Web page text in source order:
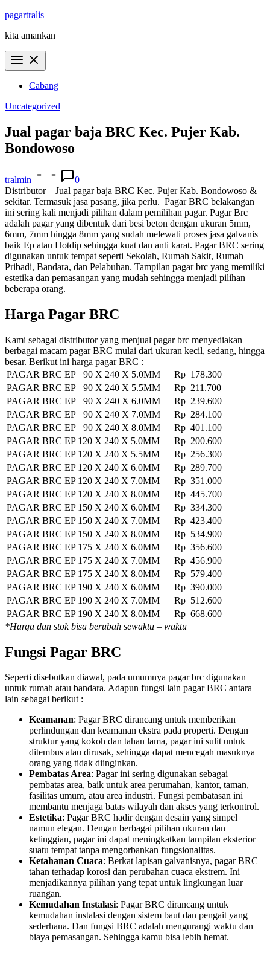
Skip
content
pagartralis
kita amankan
Cabang
Uncategorized
Jual pagar baja BRC Kec. Pujer Kab.
Bondowoso
tralmin
0
Distributor – Jual pagar baja BRC Kec. Pujer Kab. Bondowoso &
sekitar. Termasuk jasa pasang, jika perlu. Pagar BRC belakangan
ini sering kali menjadi pilihan dalam pemilihan pagar. Pagar Brc
adalah pagar yang dibentuk dari besi beton dengan ukuran 5mm,
6mm, 7mm hingga 8mm yang sudah melewati proses jasa galvanis
baik Ep atau Hotdip sehingga kuat dan anti karat. Pagar BRC sering
digunakan untuk tempat seperti Sekolah, Rumah Sakit, Rumah
Pribadi, Bandara, dan Pelabuhan. Tampilan pagar brc yang memiliki
estetika dan pemasangan yang mudah sehingga menjadi pilihan
beberapa orang.
Harga Pagar BRC
Kami sebagai distributor yang menjual pagar brc menyediakan
berbagai macam pagar BRC mulai dari ukuran kecil, sedang, hingga
besar. Berikut ini harga pagar BRC :
PAGAR BRC EP 90 X 240 X 5.0MM
Rp 178.300
PAGAR BRC EP 90 X 240 X 5.5MM
Rp 211.700
PAGAR BRC EP 90 X 240 X 6.0MM
Rp 239.600
PAGAR BRC EP 90 X 240 X 7.0MM
Rp 284.100
PAGAR BRC EP 90 X 240 X 8.0MM
Rp 401.100
PAGAR BRC EP 120 X 240 X 5.0MM
Rp 200.600
PAGAR BRC EP 120 X 240 X 5.5MM
Rp 256.300
PAGAR BRC EP 120 X 240 X 6.0MM
Rp 289.700
PAGAR BRC EP 120 X 240 X 7.0MM
Rp 351.000
PAGAR BRC EP 120 X 240 X 8.0MM
Rp 445.700
PAGAR BRC EP 150 X 240 X 6.0MM
Rp 334.300
PAGAR BRC EP 150 X 240 X 7.0MM
Rp 423.400
PAGAR BRC EP 150 X 240 X 8.0MM
Rp 534.900
PAGAR BRC EP 175 X 240 X 6.0MM
Rp 356.600
PAGAR BRC EP 175 X 240 X 7.0MM
Rp 456.900
PAGAR BRC EP 175 X 240 X 8.0MM
Rp 579.400
PAGAR BRC EP 190 X 240 X 6.0MM
Rp 390.000
PAGAR BRC EP 190 X 240 X 7.0MM
Rp 512.600
PAGAR BRC EP 190 X 240 X 8.0MM
Rp 668.600
*Harga dan stok bisa berubah sewaktu – waktu
Fungsi Pagar BRC
Seperti disebutkan diawal, pada umumnya pagar brc digunakan
untuk rumah atau bandara. Adapun fungsi lain pagar BRC antara
lain sebagai berikut :
Keamanan: Pagar BRC dirancang untuk memberikan
perlindungan dan keamanan ekstra pada properti. Dengan
struktur yang kokoh dan tahan lama, pagar ini sulit untuk
ditembus atau dirusak, sehingga dapat mencegah masuknya
orang yang tidak diinginkan.
Pembatas Area: Pagar ini sering digunakan sebagai
pembatas area, baik untuk area perumahan, kantor, taman,
fasilitas umum, atau area industri. Fungsi pembatasan ini
membantu menjaga batas wilayah dan akses yang terkontrol.
Estetika: Pagar BRC hadir dengan desain yang simpel
namun elegan. Dengan berbagai pilihan ukuran dan
ketinggian, pagar ini dapat meningkatkan tampilan eksterior
suatu tempat tanpa mengorbankan fungsionalitas.
Ketahanan Cuaca: Berkat lapisan galvanisnya, pagar BRC
tahan terhadap korosi dan perubahan cuaca ekstrem. Ini
menjadikannya pilihan yang tepat untuk lingkungan luar
ruangan.
Kemudahan Instalasi: Pagar BRC dirancang untuk
kemudahan instalasi dengan sistem baut dan pengait yang
sederhana. Dan fungsi BRC adalah mengurangi waktu dan
biaya pemasangan. Sehingga kamu bisa lebih hemat.